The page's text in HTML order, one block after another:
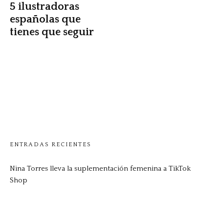
5 ilustradoras
españolas que
tienes que seguir
ENTRADAS RECIENTES
Nina Torres lleva la suplementación femenina a TikTok
Shop